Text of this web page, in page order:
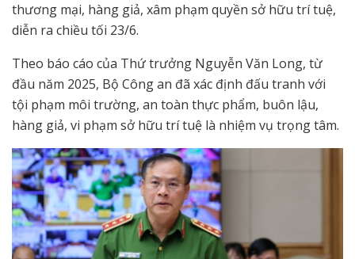
thương mại, hàng giả, xâm phạm quyền sở hữu trí tuệ,
diễn ra chiều tối 23/6.
Theo báo cáo của Thứ trưởng Nguyễn Văn Long, từ
đầu năm 2025, Bộ Công an đã xác định đấu tranh với
tội phạm môi trường, an toàn thực phẩm, buôn lậu,
hàng giả, vi phạm sở hữu trí tuệ là nhiệm vụ trọng tâm.